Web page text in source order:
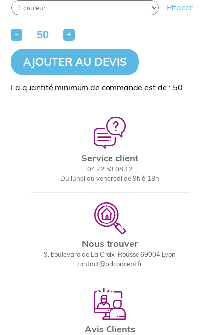
Effacer
- +
AJOUTER AU DEVIS
La quantité minimum de commande est de : 50
Service client
04 72 53 08 12
Du lundi au vendredi de 9h à 18h
Nous trouver
9, boulevard de La Croix-Rousse 69004 Lyon
contact@bclconcept.fr
Avis Clients